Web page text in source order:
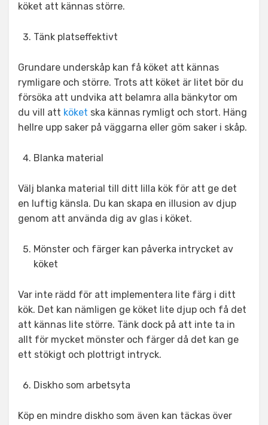
köket att kännas större.
Tänk platseffektivt
Grundare underskåp kan få köket att kännas
rymligare och större. Trots att köket är litet bör du
försöka att undvika att belamra alla bänkytor om
du vill att köket ska kännas rymligt och stort. Häng
hellre upp saker på väggarna eller göm saker i skåp.
Blanka material
Välj blanka material till ditt lilla kök för att ge det
en luftig känsla. Du kan skapa en illusion av djup
genom att använda dig av glas i köket.
Mönster och färger kan påverka intrycket av
köket
Var inte rädd för att implementera lite färg i ditt
kök. Det kan nämligen ge köket lite djup och få det
att kännas lite större. Tänk dock på att inte ta in
allt för mycket mönster och färger då det kan ge
ett stökigt och plottrigt intryck.
Diskho som arbetsyta
Köp en mindre diskho som även kan täckas över